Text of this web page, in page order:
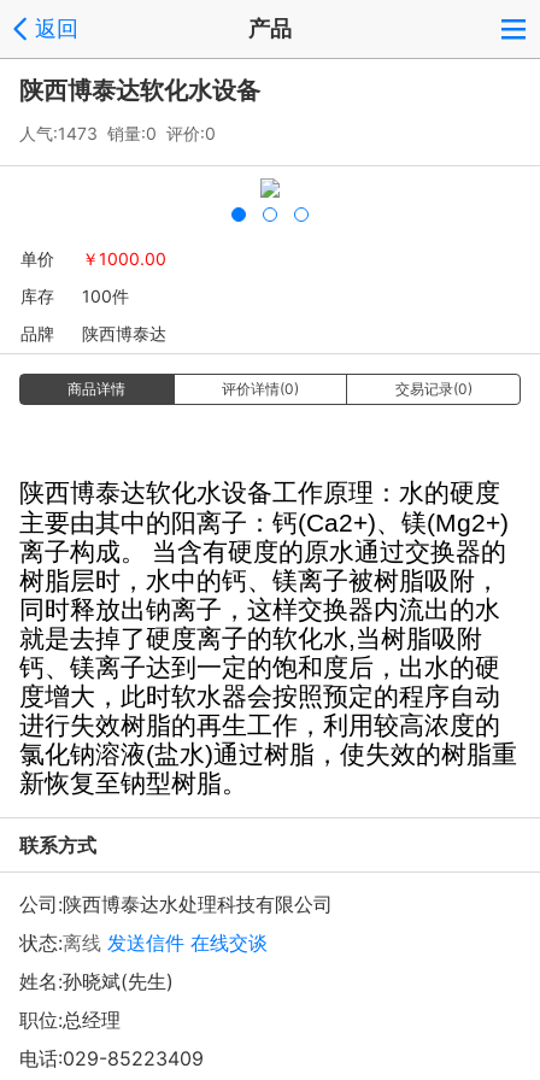
返回 产品
陕西博泰达软化水设备
人气:1473 销量:0 评价:0
单价 ￥1000.00
库存
100件
品牌
陕西博泰达
商品详情 评价详情(0) 交易记录(0)
陕西博泰达软化水设备工作原理： 水的硬度
主要由其中的阳离子：钙(Ca2+)、镁(Mg2+)
离子构成。
当含有硬度的原水通过交换器的
树脂层时，水中的钙、镁离子被树脂吸附，
同时释放出钠离子，这样交换器内流出的水
就是去掉了硬度离子的软化水,当树脂吸附
钙、镁离子达到一定的饱和度后，出水的硬
度增大，此时软水器会按照预定的程序自动
进行失效树脂的再生工作，利用较高浓度的
氯化钠溶液(盐水)通过树脂，使失效的树脂重
新恢复至钠型树脂。
联系方式
公司:陕西博泰达水处理科技有限公司
状态:离线 发送信件 在线交谈
姓名:孙晓斌(先生)
职位:总经理
电话:029-85223409